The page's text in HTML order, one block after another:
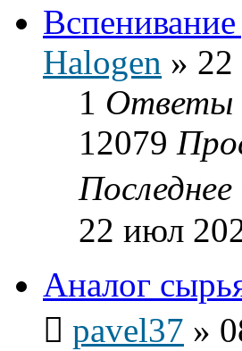
Halogen »
1 Ответы
12079
22 июл
Аналог
pavel37 »